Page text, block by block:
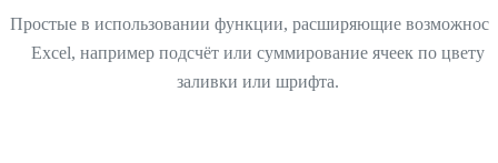
Простые в использовании функции, расширяющие
Excel, например подсчёт или суммирование ячеек по цвету
заливки или шрифта.